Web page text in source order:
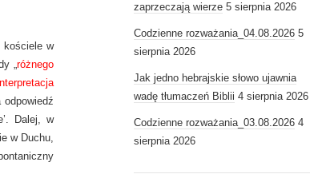
kościele w
„różnego
Dalej, w
w Duchu,
zaprzeczają wierze 5 sierpnia 2026
Codzienne rozważania_04.08.2026 5
sierpnia 2026
Jak jedno hebrajskie słowo ujawnia
wadę tłumaczeń Biblii 4 sierpnia 2026
Codzienne rozważania_03.08.2026 4
sierpnia 2026